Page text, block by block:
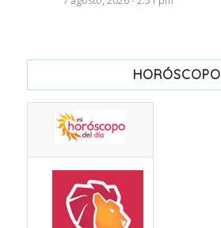
HORÓSCOPO